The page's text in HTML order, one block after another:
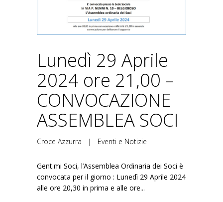
Lunedì 29 Aprile
2024 ore 21,00 –
CONVOCAZIONE
ASSEMBLEA SOCI
Croce Azzurra | Eventi e Notizie
Gent.mi Soci, l’Assemblea Ordinaria dei Soci è
convocata per il giorno : Lunedì 29 Aprile 2024
alle ore 20,30 in prima e alle ore...